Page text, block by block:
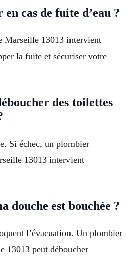
cas de fuite d’eau ?
Marseille 13013 intervient
la fuite et sécuriser votre
des toilettes
Si échec, un plombier
13013 intervient
douche est bouchée ?
l’évacuation. Un plombier
13013 peut déboucher